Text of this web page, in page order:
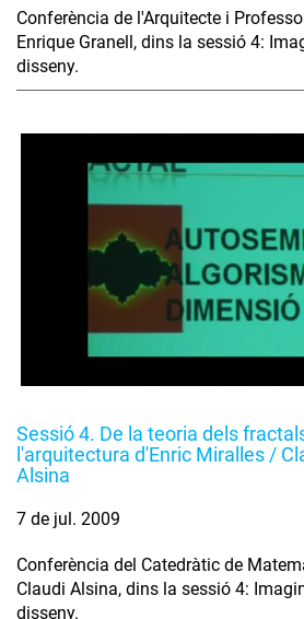
Conferència de l'Arquitecte i
Enrique Granell, dins la sessió 4:
disseny.
Sessió 4. De la teoria dels
l'arquitectura d'Enric Miralles /
Alsina
7 de jul. 2009
Conferència del Catedràtic de
Claudi Alsina, dins la sessió 4:
disseny.